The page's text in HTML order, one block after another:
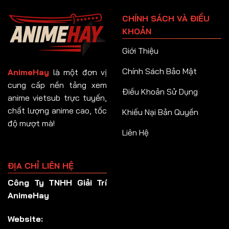
Tập 93
Tập 95
Tập 96
Tập 97
Tập 101
AnimeHay là một đơn vị
cung cấp nền tảng xem
anime vietsub trực tuyến,
chất lượng anime cao, tốc
độ mượt mà!
CHÍNH SÁCH VÀ ĐIỀU
KHOẢN
Giới Thiệu
Chính Sách Bảo Mật
Điều Khoản Sử Dụng
Khiếu Nại Bản Quyền
Liên Hệ
ĐỊA CHỈ LIÊN HỆ
Công Ty TNHH Giải Trí
AnimeHay
Website: